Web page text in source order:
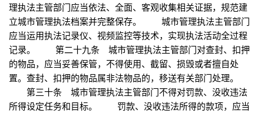
理执法主管部门应当依法、全面、客观收集相关证据，规范建
立城市管理执法档案并完整保存。 城市管理执法主管部门
应当运用执法记录仪、视频监控等技术，实现执法活动全过程
记录。 第二十九条 城市管理执法主管部门对查封、扣押
的物品，应当妥善保管，不得使用、截留、损毁或者擅自处
置。查封、扣押的物品属非法物品的，移送有关部门处理。
第三十条 城市管理执法主管部门不得对罚款、没收违法
所得设定任务和目标。 罚款、没收违法所得的款项，应当